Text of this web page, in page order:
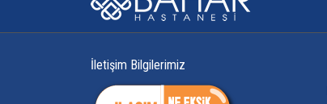
İletişim Bilgilerimiz